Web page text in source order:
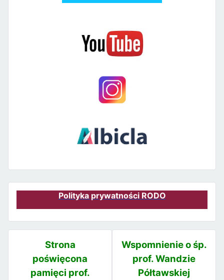
Polityka prywatności RODO
Strona
poświęcona
pamięci prof.
Wspomnienie o śp.
prof. Wandzie
Półtawskiej